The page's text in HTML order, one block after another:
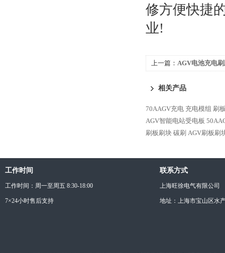
修方便快捷
业!
上一篇： AGV电池充电
相关产品
70AAGV充电 充电模组 刷
AGV智能电站受电板
刷板刷块 碳刷 AGV刷板刷
工作时间
工作时间：周一至周五 8:30-18:00
7×24小时售后支持
联系方式
上海旺徐电气有限公司
地址：上海市宝山区水